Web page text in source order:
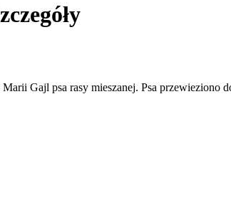
Gajl psa rasy mieszanej. Psa przewieziono